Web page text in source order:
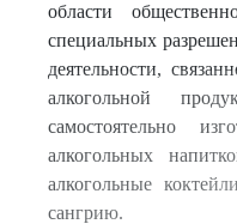
области
специальных
деятельности,
алкогольной
самостоятельно
алкогольных
алкогольные
сангрию.